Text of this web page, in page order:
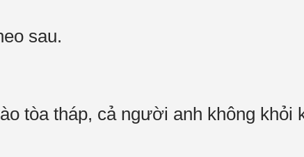
sau.
tòa tháp, cả người anh không khỏi